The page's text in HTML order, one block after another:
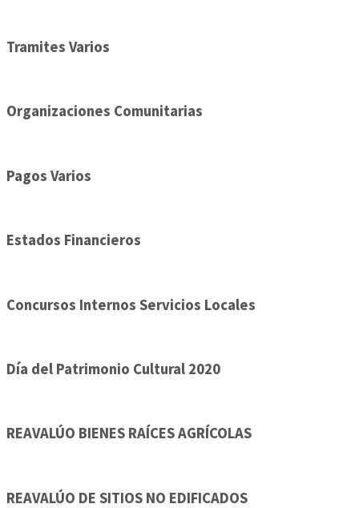
Tramites Varios
Organizaciones Comunitarias
Pagos Varios
Estados Financieros
Concursos Internos Servicios Locales
Día del Patrimonio Cultural 2020
REAVALÚO BIENES RAÍCES AGRÍCOLAS
REAVALÚO DE SITIOS NO EDIFICADOS